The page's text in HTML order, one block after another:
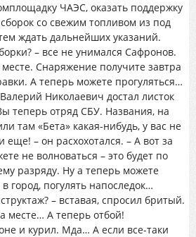
ЧАЭС, оказать поддержку
со свежим топливом из под
ждать дальнейших указаний.
– все не унимался Сафронов.
Снаряжение получите завтра
А теперь можете прогуляться…
Николаевич достал листок
теперь отряд СБУ. Названия, на
там «Бета» какая-нибудь, у вас не
еще! – он расхохотался. – А вот за
не волноваться – это будет по
разряду. Ну а теперь можете
город, погулять напоследок…
– вставая, спросил бритый.
месте… А теперь отбой!
и курил. Мда… А если все-таки